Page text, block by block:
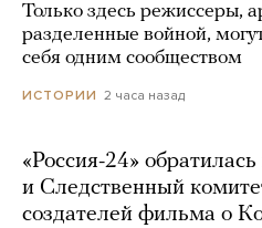
Только здесь режиссеры,
разделенные войной,
себя одним сообществом
ИСТОРИИ 2 часа назад
«Россия-24»
и Следственный
создателей фильма о